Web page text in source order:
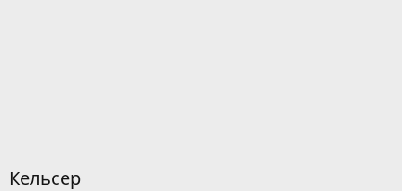
Кельсер